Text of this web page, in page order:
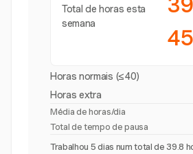
Total de horas esta
semana
Horas normais (≤40)
Horas extra
Média de horas/dia
Total de tempo de pausa
Trabalhou 5 dias num total de 39.8